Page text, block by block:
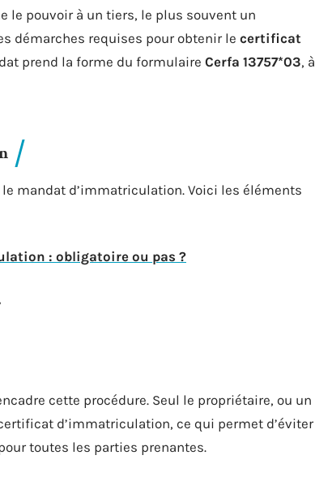
le pouvoir à un tiers, le plus souvent un
démarches requises pour obtenir le certificat
prend la forme du formulaire Cerfa 13757*03, à
mandat d’immatriculation. Voici les éléments
: obligatoire ou pas ?
cette procédure. Seul le propriétaire, ou un
d’immatriculation, ce qui permet d’éviter
toutes les parties prenantes.